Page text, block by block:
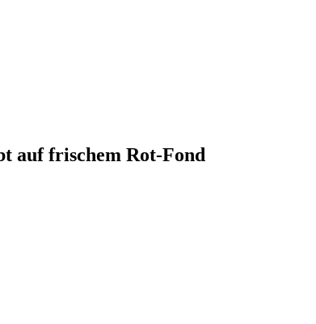
auf frischem Rot-Fond